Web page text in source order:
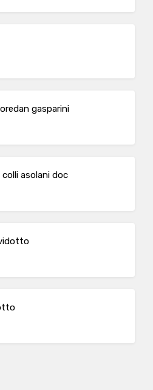
gasparini
asolani doc